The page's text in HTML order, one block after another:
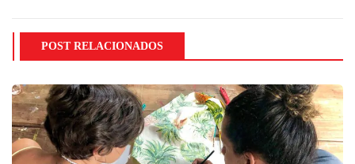
POST RELACIONADOS